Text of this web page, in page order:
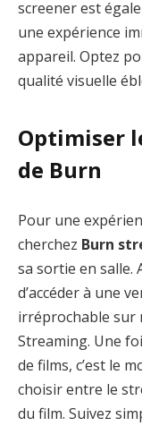
screener est
une expérience
appareil. Optez
qualité visuelle
Optimiser
de Burn
Pour une
cherchez Burn
sa sortie en salle.
d’accéder à une
irréprochable sur
Streaming. Une
de films, c’est le
choisir entre le
du film. Suivez